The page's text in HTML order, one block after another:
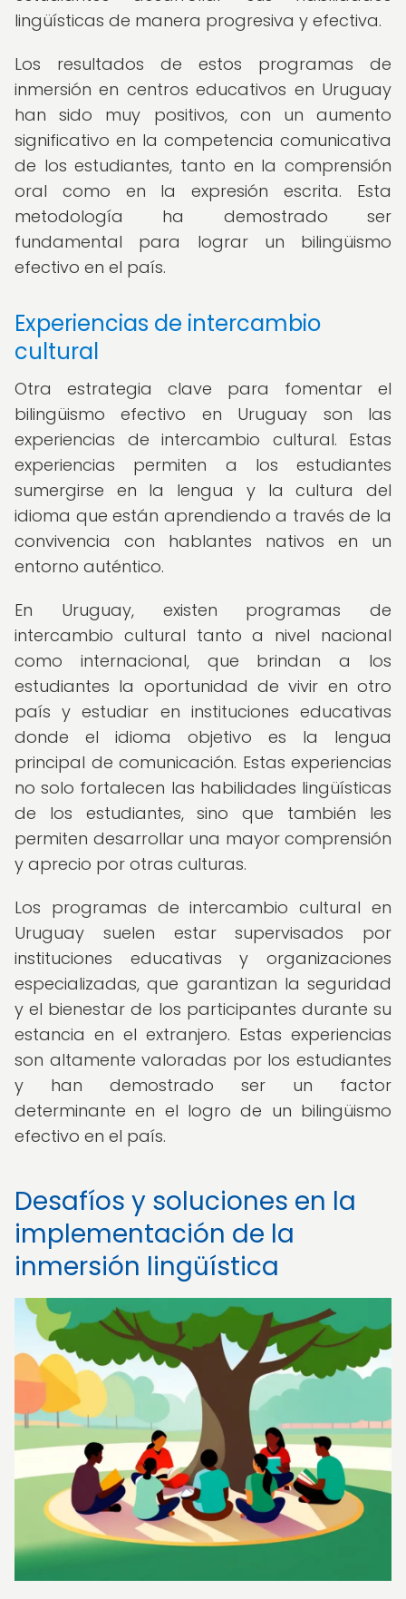
lingüísticas de manera progresiva y efectiva.
Los resultados de estos programas de
inmersión en centros educativos en Uruguay
han sido muy positivos, con un aumento
significativo en la competencia comunicativa
de los estudiantes, tanto en la comprensión
oral como en la expresión escrita. Esta
metodología ha demostrado ser
fundamental para lograr un bilingüismo
efectivo en el país.
Experiencias de intercambio
cultural
Otra estrategia clave para fomentar el
bilingüismo efectivo en Uruguay son las
experiencias de intercambio cultural. Estas
experiencias permiten a los estudiantes
sumergirse en la lengua y la cultura del
idioma que están aprendiendo a través de la
convivencia con hablantes nativos en un
entorno auténtico.
En Uruguay, existen programas de
intercambio cultural tanto a nivel nacional
como internacional, que brindan a los
estudiantes la oportunidad de vivir en otro
país y estudiar en instituciones educativas
donde el idioma objetivo es la lengua
principal de comunicación. Estas experiencias
no solo fortalecen las habilidades lingüísticas
de los estudiantes, sino que también les
permiten desarrollar una mayor comprensión
y aprecio por otras culturas.
Los programas de intercambio cultural en
Uruguay suelen estar supervisados por
instituciones educativas y organizaciones
especializadas, que garantizan la seguridad
y el bienestar de los participantes durante su
estancia en el extranjero. Estas experiencias
son altamente valoradas por los estudiantes
y han demostrado ser un factor
determinante en el logro de un bilingüismo
efectivo en el país.
Desafíos y soluciones en la
implementación de la
inmersión lingüística